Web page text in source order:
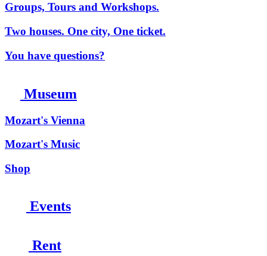
Groups, Tours and Workshops.
Two houses. One city, One ticket.
You have questions?
Museum
Mozart's Vienna
Mozart's Music
Shop
Events
Rent